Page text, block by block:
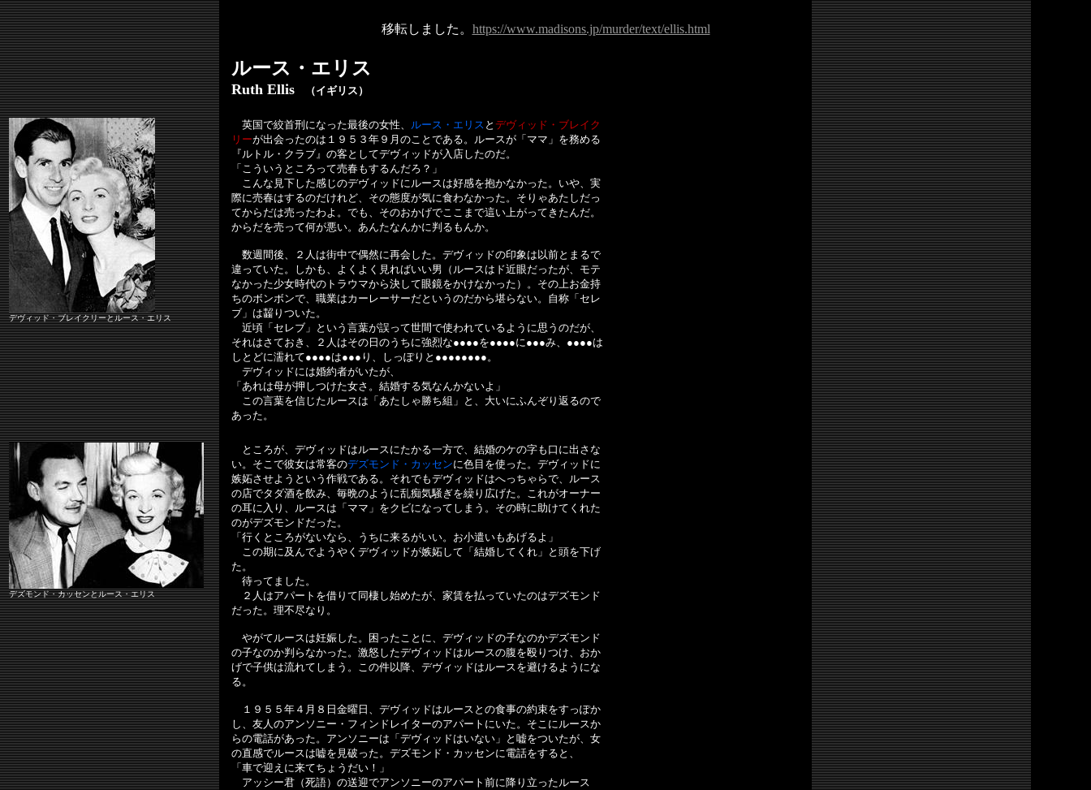
移転しました。 https://www.madisons.jp/murder/text/ellis.html
ルース・エリス
Ruth Ellis （イギリス）
デヴィッド・ブレイクリーとルース・エリス
英国で絞首刑になった最後の女性、 ルース・エリス と デヴィッド・ブレイク
リーが出会ったのは１９５３年９月のことである。ルースが「ママ」を務める
『ルトル・クラブ』の客としてデヴィッドが入店したのだ。
「こういうところって売春もするんだろ？」
こんな見下した感じのデヴィッドにルースは好感を抱かなかった。いや、実
際に売春はするのだけれど、その態度が気に食わなかった。そりゃあたしだっ
てからだは売ったわよ。でも、そのおかげでここまで這い上がってきたんだ。
からだを売って何が悪い。あんたなんかに判るもんか。
数週間後、２人は街中で偶然に再会した。デヴィッドの印象は以前とまるで
違っていた。しかも、よくよく見ればいい男（ルースはド近眼だったが、モテ
なかった少女時代のトラウマから決して眼鏡をかけなかった）。その上お金持
ちのボンボンで、職業はカーレーサーだというのだから堪らない。自称「セレ
ブ」は齧りついた。
近頃「セレブ」という言葉が誤って世間で使われているように思うのだが、
それはさておき、２人はその日のうちに強烈な●●●●を●●●●に●●●み、●●●●は
しとどに濡れて●●●●は●●●り、しっぽりと●●●●●●●●。
デヴィッドには婚約者がいたが、
「あれは母が押しつけた女さ。結婚する気なんかないよ」
この言葉を信じたルースは「あたしゃ勝ち組」と、大いにふんぞり返るので
あった。
デズモンド・カッセンとルース・エリス
ところが、デヴィッドはルースにたかる一方で、結婚のケの字も口に出さな
い。そこで彼女は常客のデズモンド・カッセンに色目を使った。デヴィッドに
嫉妬させようという作戦である。それでもデヴィッドはへっちゃらで、ルース
の店でタダ酒を飲み、毎晩のように乱痴気騒ぎを繰り広げた。これがオーナー
の耳に入り、ルースは「ママ」をクビになってしまう。その時に助けてくれた
のがデズモンドだった。
「行くところがないなら、うちに来るがいい。お小遣いもあげるよ」
この期に及んでようやくデヴィッドが嫉妬して「結婚してくれ」と頭を下げ
た。
待ってました。
２人はアパートを借りて同棲し始めたが、家賃を払っていたのはデズモンド
だった。理不尽なり。
やがてルースは妊娠した。困ったことに、デヴィッドの子なのかデズモンド
の子なのか判らなかった。激怒したデヴィッドはルースの腹を殴りつけ、おか
げで子供は流れてしまう。この件以降、デヴィッドはルースを避けるようにな
る。
１９５５年４月８日金曜日、デヴィッドはルースとの食事の約束をすっぽか
し、友人のアンソニー・フィンドレイターのアパートにいた。そこにルースか
らの電話があった。アンソニーは「デヴィッドはいない」と嘘をついたが、女
の直感でルースは嘘を見破った。デズモンド・カッセンに電話をすると、
「車で迎えに来てちょうだい！」
アッシー君（死語）の送迎でアンソニーのアパート前に降り立ったルース